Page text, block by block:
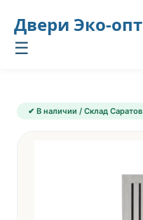
Двери Эко-опт
☰
✔ В наличии / Склад Саратов